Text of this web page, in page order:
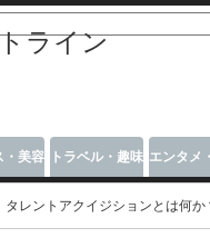
・美容 トラベル・趣味 エンタメ
タレントアクイジションとは何